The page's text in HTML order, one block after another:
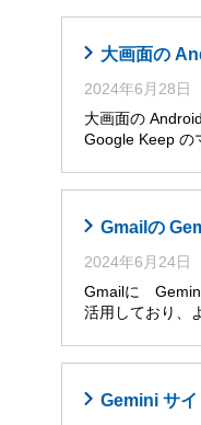
大画面の
2024年6月28日
大画面の
Google Keep の
Gmailの
2024年6月24日
Gmailに Gemini
活用しており、
Gemini サ